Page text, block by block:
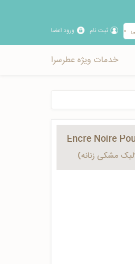
ورود اعضا ثبت نام 0
خدمات ویژه عطرسرا
Encre Noire
مشکی زنانه)